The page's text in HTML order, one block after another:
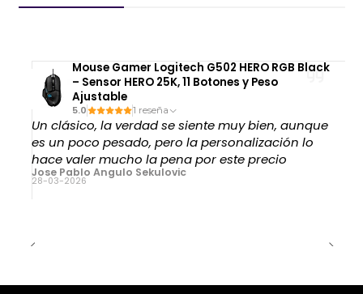
Mouse Gamer Logitech G502 HERO RGB Black
– Sensor HERO 25K, 11 Botones y Peso
Ajustable
5.0 1 reseña
Un clásico, la verdad se siente muy bien, aunque
es un poco pesado, pero la personalización lo
hace valer mucho la pena por este precio
Jose Pablo Angulo Sekulovic
28-03-2026